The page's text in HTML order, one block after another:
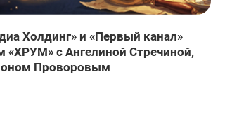
Холдинг» и «Первый канал»
«ХРУМ» с Ангелиной Стречиной,
Проворовым